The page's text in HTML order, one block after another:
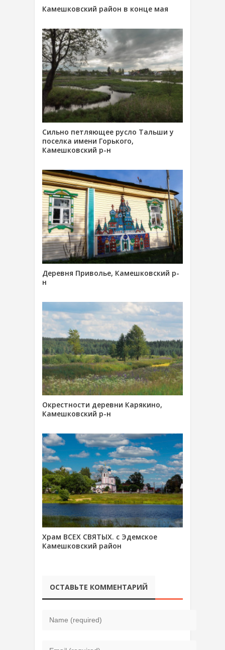
Камешковский район в конце мая
Сильно петляющее русло Тальши у
поселка имени Горького,
Камешковский р-н
Деревня Приволье, Камешковский р-
н
Окрестности деревни Карякино,
Камешковский р-н
Храм ВСЕХ СВЯТЫХ. с Эдемское
Камешковский район
ОСТАВЬТЕ КОММЕНТАРИЙ